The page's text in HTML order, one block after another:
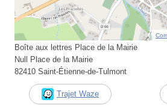
Boîte aux lettres Place de la Mairie
Null Place de la Mairie
82410 Saint-Étienne-de-Tulmont
Trajet Waze